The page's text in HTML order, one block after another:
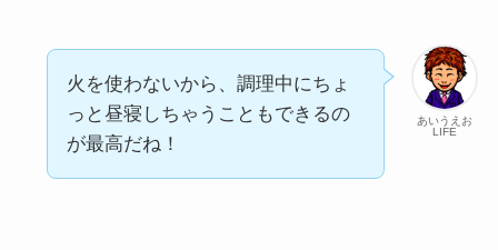
あいうえお
LIFE
火を使わないから、調理中にちょ
っと昼寝しちゃうこともできるの
が最高だね！